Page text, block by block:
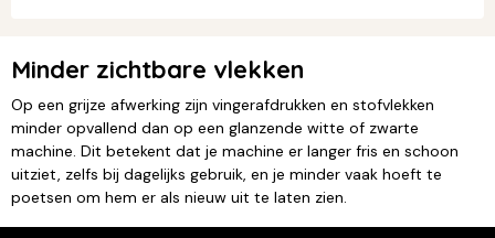
Minder zichtbare vlekken
Op een grijze afwerking zijn vingerafdrukken en stofvlekken
minder opvallend dan op een glanzende witte of zwarte
machine. Dit betekent dat je machine er langer fris en schoon
uitziet, zelfs bij dagelijks gebruik, en je minder vaak hoeft te
poetsen om hem er als nieuw uit te laten zien.